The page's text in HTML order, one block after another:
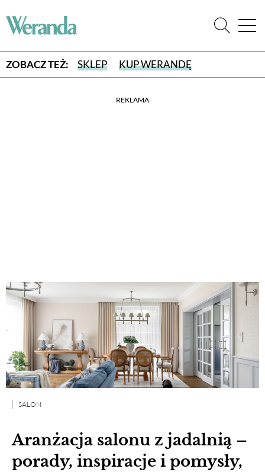
ZOBACZ TEŻ: SKLEP KUP WERANDĘ
REKLAMA
Aranżacja salonu z jadalnią –
porady, inspiracje i pomysły,
SALON